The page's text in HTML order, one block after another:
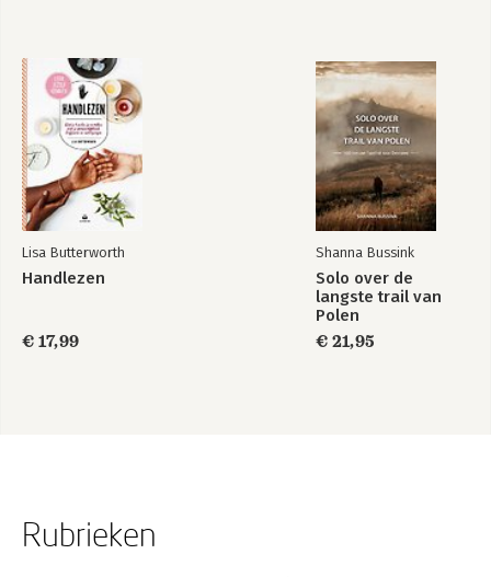
Lisa Butterworth
Handlezen
€ 17,99
Shanna Bussink
Solo over de
langste trail van
Polen
€ 21,95
Rubrieken